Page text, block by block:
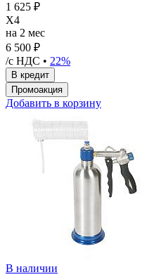
1 625 ₽
X4
на 2 мес
6 500 ₽
/с НДС • 22%
Добавить в корзину
В наличии